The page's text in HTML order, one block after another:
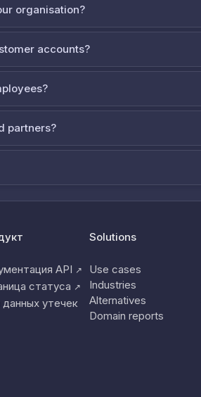
organisation?
accounts?
partners?
API ↗
статуса ↗
данных утечек
Solutions
Use cases
Industries
Alternatives
Domain reports